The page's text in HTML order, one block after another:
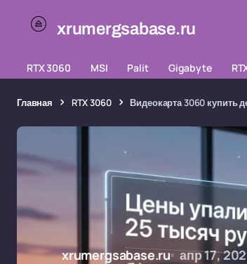
xrumergsabase.ru
RTX 3060 MSI Palit Gigabyte
Главная RTX 3060 Видеокарта 3060 купить
xrumergsabase.ru апр 17,